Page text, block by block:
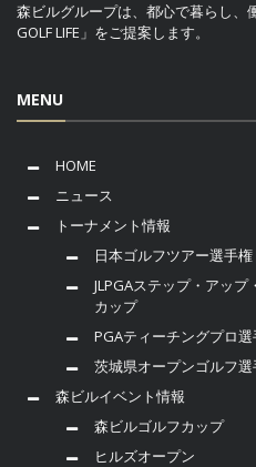
森ビルグループは、都心で暮らし、
GOLF LIFE」をご提案します。
MENU
HOME
ニュース
トーナメント情報
日本ゴルフツアー選手
JLPGAステップ・アッ
カップ
PGAティーチングプロ
茨城県オープンゴルフ
森ビルイベント情報
森ビルゴルフカップ
ヒルズオープン